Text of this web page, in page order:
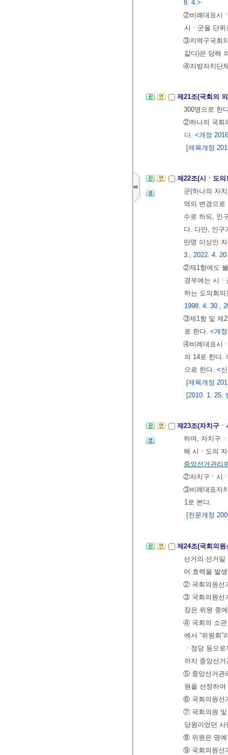
8. 4.>
②비례대표시
시ㆍ군을 단
③지역구국회
같다)은 당해
④지방자치단
제21조(국회의
300명으로 한
②하나의 국회
다. <개정
[제목개정
제22조(시ㆍ도
군(하나의 자
역의 변경으로
수로 하되, 인
다. 다만, 인구
만명 이상인
3., 2022. 4.
②제1항에도
경우에는 시
하는 도의회
1998. 4. 30.,
③제1항 및 제2
로 한다. <개
④비례대표시
의 14로 한다.
으로 한다. <
[제목개정
[2010. 1. 25.
제23조(자치구
하며, 자치구
해 시ㆍ도의
중앙선거관리
②자치구ㆍ시
③비례대표자
1로 본다.
[전문개정
제24조(국회의
선거의 선거
어 효력을 발
② 국회의원선
③ 국회의원선
장은 위원 중
④ 국회의 소관
에서 “위원회
ㆍ정당 등으
까지 중앙선
⑤ 중앙선거관
원을 선정하
⑥ 국회의원선
⑦ 국회의원 및
당원이었던
⑧ 위원은 명예
⑨ 국회의원선